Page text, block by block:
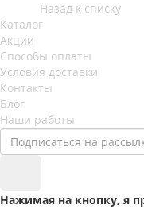
Назад к списку
Каталог
Акции
Способы оплаты
Условия доставки
Контакты
Блог
Наши работы
Нажимая на кнопку, я